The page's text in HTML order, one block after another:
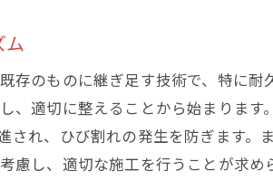
に配慮したコンクリート技術
区で注目される最新素材
家が推奨する施工手法
トレンドと今後の方向性
から学ぶトレンドの変化
ム
存のものに継ぎ足す技術で、特に
、適切に整えることから始まりま
され、ひび割れの発生を防ぎます
慮し、適切な施工を行うことが求